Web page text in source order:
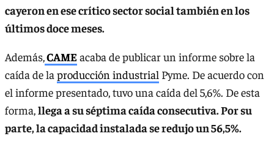
cayeron en ese crítico sector social también en los
últimos doce meses.
Además,CAME acaba de publicar un informe sobre la
caída de la producción industrial Pyme. De acuerdo con
el informe presentado, tuvo una caída del 5,6%. De esta
forma,llega a su séptima caída consecutiva. Por su
parte, la capacidad instalada se redujo un 56,5%.